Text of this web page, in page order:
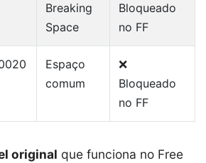
Breaking
Space
Bloqueado
no FF
Espaço
comum
❌
Bloqueado
no FF
original que funciona no Free